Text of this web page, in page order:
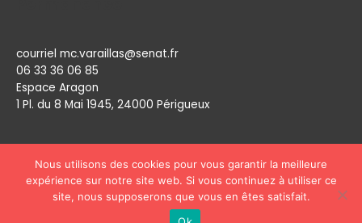
courriel mc.varaillas@senat.fr
06 33 36 06 85
Espace Aragon
1 Pl. du 8 Mai 1945, 24000 Périgueux​
Copyright © 2026Marie Claude Varaillas
Nous utilisons des cookies pour vous garantir la meilleure
expérience sur notre site web. Si vous continuez à utiliser ce
site, nous supposerons que vous en êtes satisfait.